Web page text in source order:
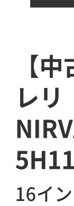
【
レ
16イ